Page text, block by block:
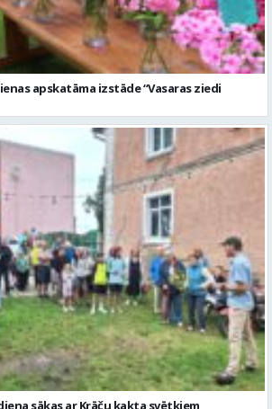
sākas ar Krāču kakta svētkiem